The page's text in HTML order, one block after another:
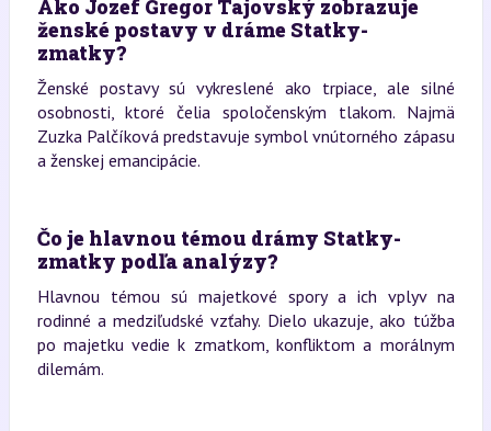
Ako Jozef Gregor Tajovský zobrazuje
ženské postavy v dráme Statky-
zmatky?
Ženské postavy sú vykreslené ako trpiace, ale silné
osobnosti, ktoré čelia spoločenským tlakom. Najmä
Zuzka Palčíková predstavuje symbol vnútorného zápasu
a ženskej emancipácie.
Čo je hlavnou témou drámy Statky-
zmatky podľa analýzy?
Hlavnou témou sú majetkové spory a ich vplyv na
rodinné a medziľudské vzťahy. Dielo ukazuje, ako túžba
po majetku vedie k zmatkom, konfliktom a morálnym
dilemám.